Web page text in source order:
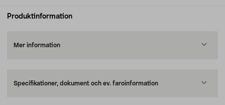
Produktinformation
Mer information
Specifikationer, dokument och ev. faroinformation